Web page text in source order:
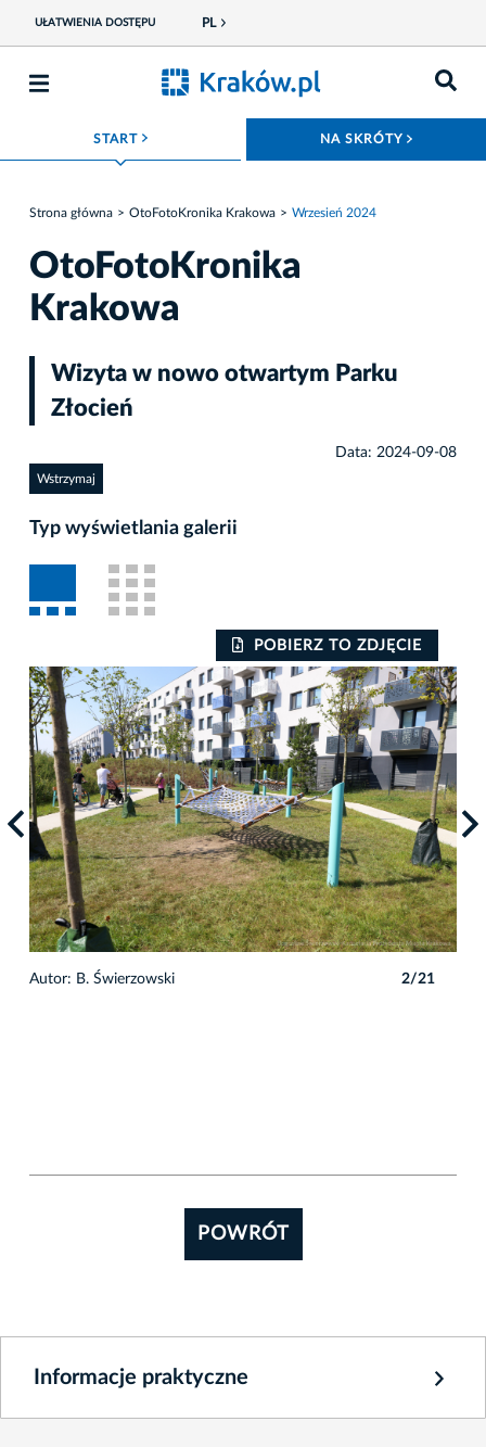
UŁATWIENIA DOSTĘPU PL
START ROZWIŃ MENU NA SKRÓTY
Strona główna OtoFotoKronika Krakowa Wrzesień 2024
OtoFotoKronika
Krakowa
Wizyta w nowo otwartym Parku
Złocień
Data: 2024-09-08
Wstrzymaj
Typ wyświetlania galerii
POBIERZ TO ZDJĘCIE
Autor: B. Świerzowski 2/21
POWRÓT
Informacje praktyczne